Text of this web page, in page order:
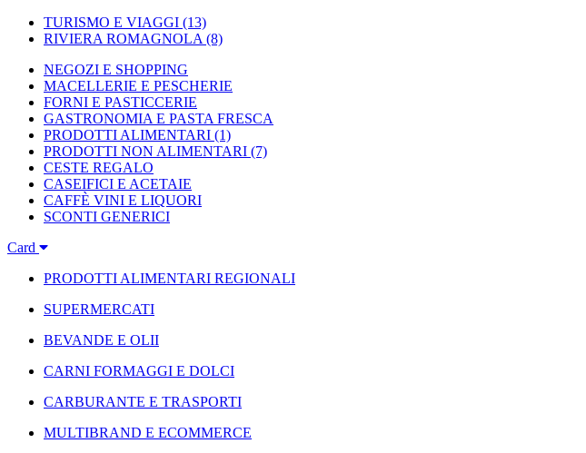
TURISMO E VIAGGI (13)
RIVIERA ROMAGNOLA (8)
NEGOZI E SHOPPING
MACELLERIE E PESCHERIE
FORNI E PASTICCERIE
GASTRONOMIA E PASTA FRESCA
PRODOTTI ALIMENTARI (1)
PRODOTTI NON ALIMENTARI (7)
CESTE REGALO
CASEIFICI E ACETAIE
CAFFÈ VINI E LIQUORI
SCONTI GENERICI
Card
PRODOTTI ALIMENTARI REGIONALI
SUPERMERCATI
BEVANDE E OLII
CARNI FORMAGGI E DOLCI
CARBURANTE E TRASPORTI
MULTIBRAND E ECOMMERCE